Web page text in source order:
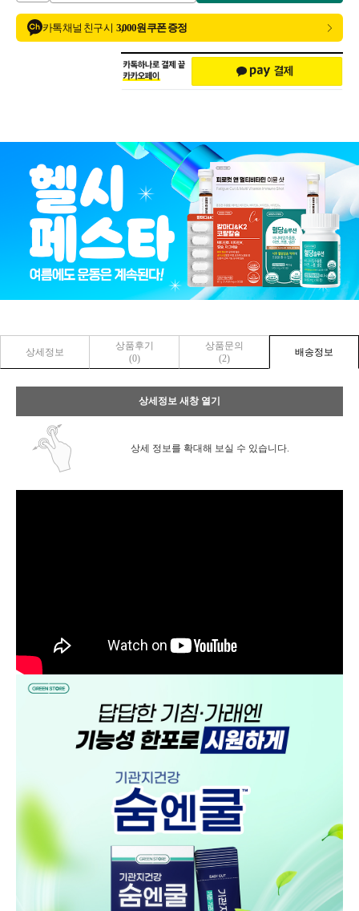
카톡 채널 친구 시 3,000원 쿠폰 증정
상세정보
상품후기
(0)
상품문의
(2)
배송정보
상세정보 새창 열기
상세 정보를 확대해 보실 수 있습니다.